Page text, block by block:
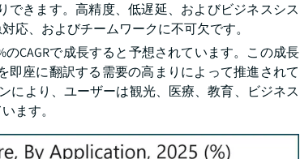
きます。高精度、低遅延、およびビジネスシス
応、およびチームワークに不可欠です。
CAGRで成長すると予想されています。この成長
座に翻訳する需要の高まりによって推進されて
により、ユーザーは観光、医療、教育、ビジネス
ます。